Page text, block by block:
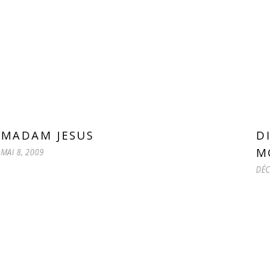
MADAM JESUS
MAI 8, 2009